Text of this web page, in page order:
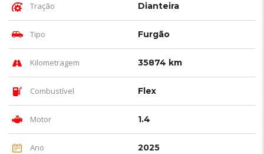
Tração Dianteira
Tipo Furgão
Kilometragem 35874 km
Combustível Flex
Motor 1.4
Ano 2025